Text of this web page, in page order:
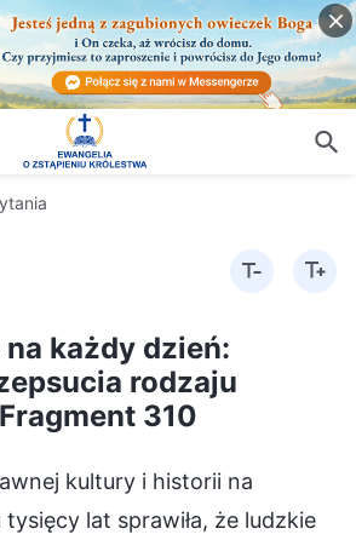
na każdy dzień:
rodzaju
310
kultury i historii na
lat sprawiła, że ludzkie